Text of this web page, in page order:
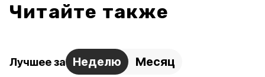
Читайте также
Лучшее за Неделю Месяц